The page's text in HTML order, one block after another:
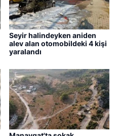
Seyir halindeyken aniden
alev alan otomobildeki 4 kişi
yaralandı